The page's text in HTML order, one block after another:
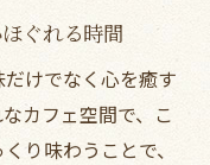
隠れ家スポット
ぐれる時間
けでなく心を癒す
カフェ空間で、こ
り味わうことで、